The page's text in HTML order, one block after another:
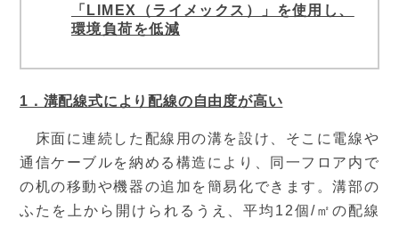
「LIMEX（ライメックス）」を使用し、
環境負荷を低減
1．溝配線式により配線の自由度が高い
床面に連続した配線用の溝を設け、そこに電線や
通信ケーブルを納める構造により、同一フロア内で
の机の移動や機器の追加を簡易化できます。溝部の
ふたを上から開けられるうえ、平均12個/㎡の配線